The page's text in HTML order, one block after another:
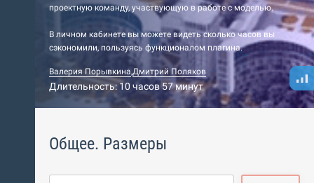
проектную команду, участвующую в работе с моделью.
В личном кабинете вы можете видеть сколько часов вы
сэкономили, пользуясь функционалом плагина.
Валерия Порывкина,Дмитрий Поляков
Длительность: 10 часов 57 минут
Общее. Размеры